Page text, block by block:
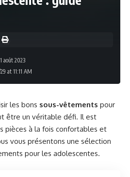
1 août 2023
at 11:11 AM
les bons sous-vêtements pour
être un véritable défi. Il est
pièces à la fois confortables et
vous présentons une sélection
pour les adolescentes.